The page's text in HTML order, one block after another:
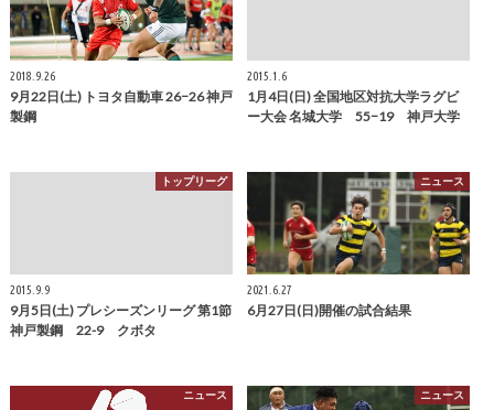
2018.9.26
9月22日(土) トヨタ自動車 26−26 神戸
製鋼
2015.1.6
1月4日(日) 全国地区対抗大学ラグビ
ー大会 名城大学 55−19 神戸大学
トップリーグ
2015.9.9
9月5日(土) プレシーズンリーグ 第1節
神戸製鋼 22-9 クボタ
ニュース
2021.6.27
6月27日(日)開催の試合結果
ニュース ニュース